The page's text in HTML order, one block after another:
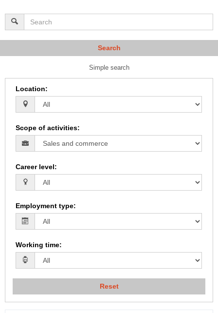
Search
Simple search
Location:
Scope of activities:
Career level:
Employment type:
Working time:
Reset